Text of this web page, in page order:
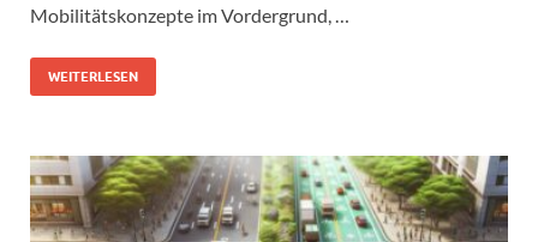
Mobilitätskonzepte im Vordergrund, …
WEITERLESEN